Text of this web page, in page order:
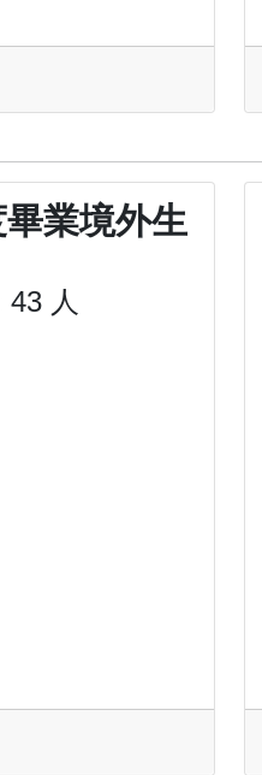
業境外生
人